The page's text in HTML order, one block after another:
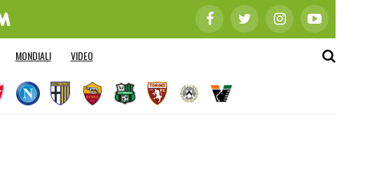
MONDIALI VIDEO